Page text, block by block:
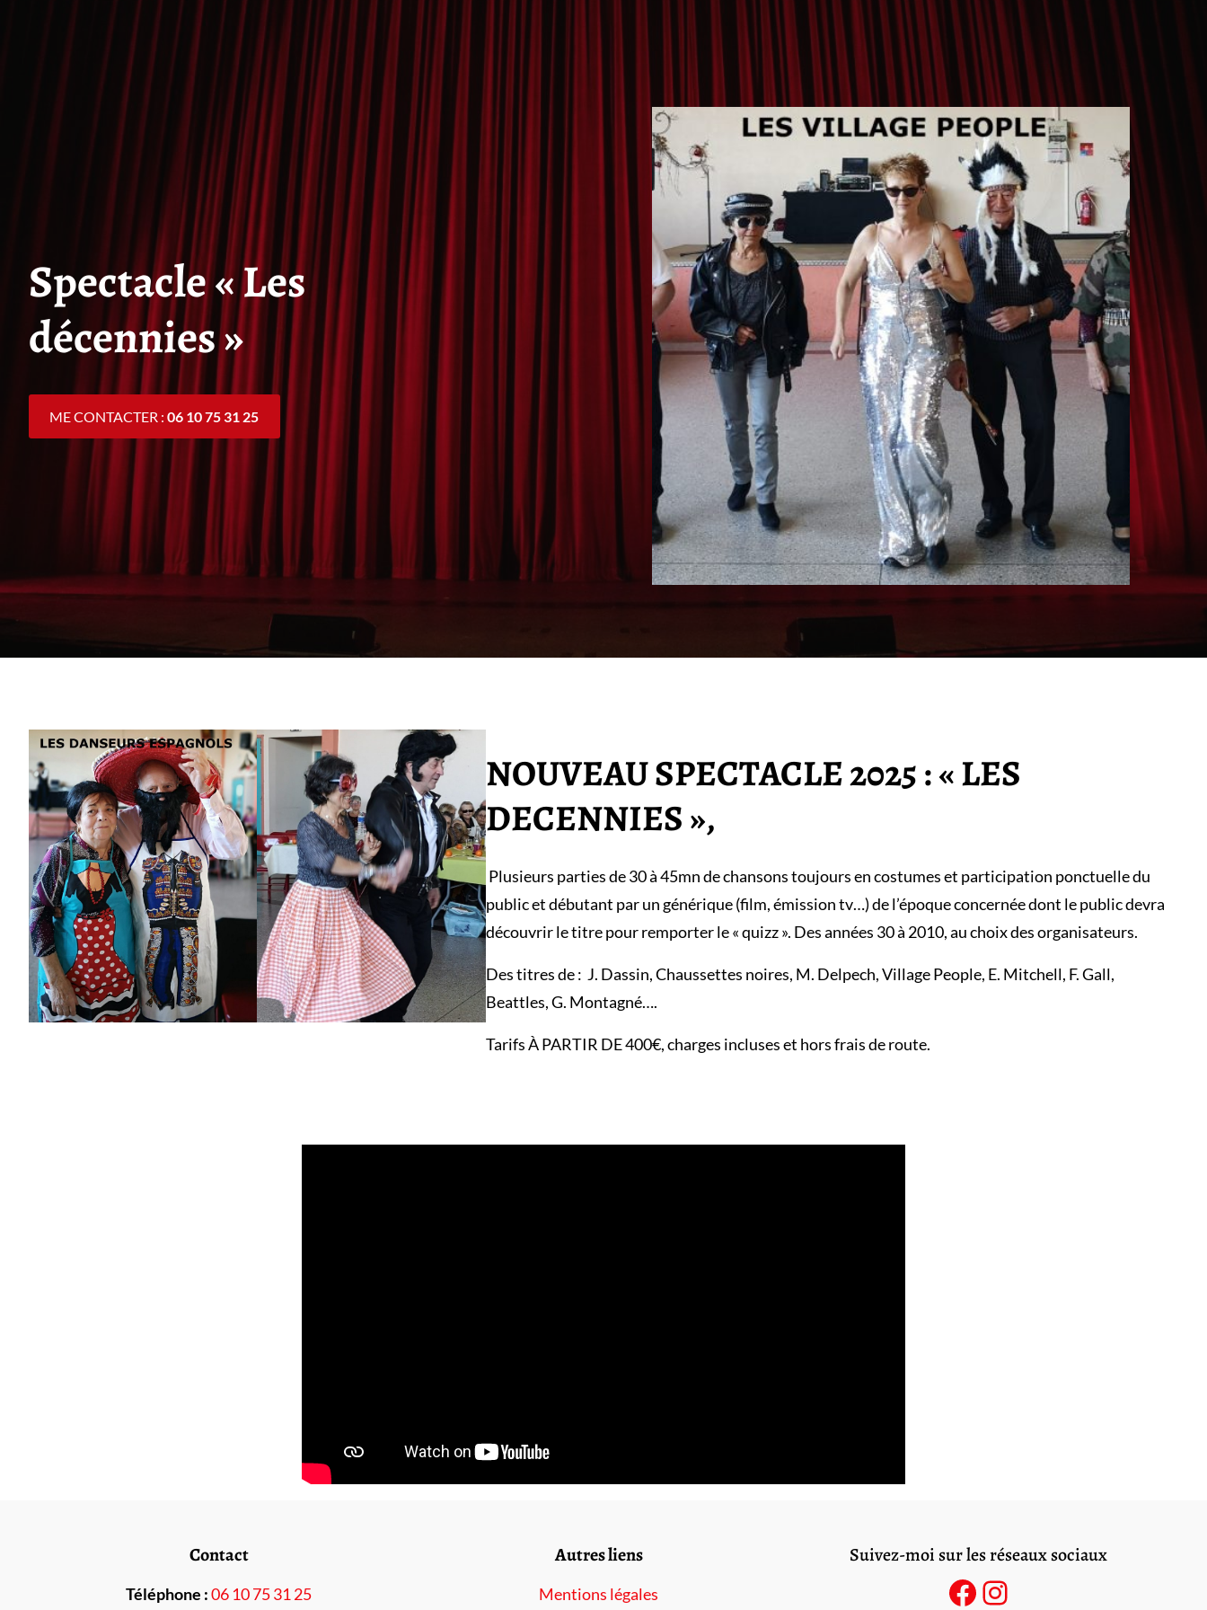
Spectacle « Les
décennies »
ME CONTACTER :06 10 75 31 25
NOUVEAU SPECTACLE 2025:« LES
DECENNIES »,
Plusieurs parties de 30 à 45mn de chansons toujours en costumes et participation ponctuelle du
public et débutant par un générique (film, émission tv…) de l’époque concernée dont le public devra
découvrir le titre pour remporter le « quizz ». Des années 30 à 2010, au choix des organisateurs.
Des titres de : J. Dassin, Chaussettes noires, M. Delpech, Village People, E. Mitchell, F. Gall,
Beattles, G. Montagné….
Tarifs À PARTIR DE 400€, charges incluses et hors frais de route.
Contact
Téléphone :06 10 75 31 25
Autres liens
Mentions légales
Suivez-moi sur les réseaux sociaux
Facebook
Instagram